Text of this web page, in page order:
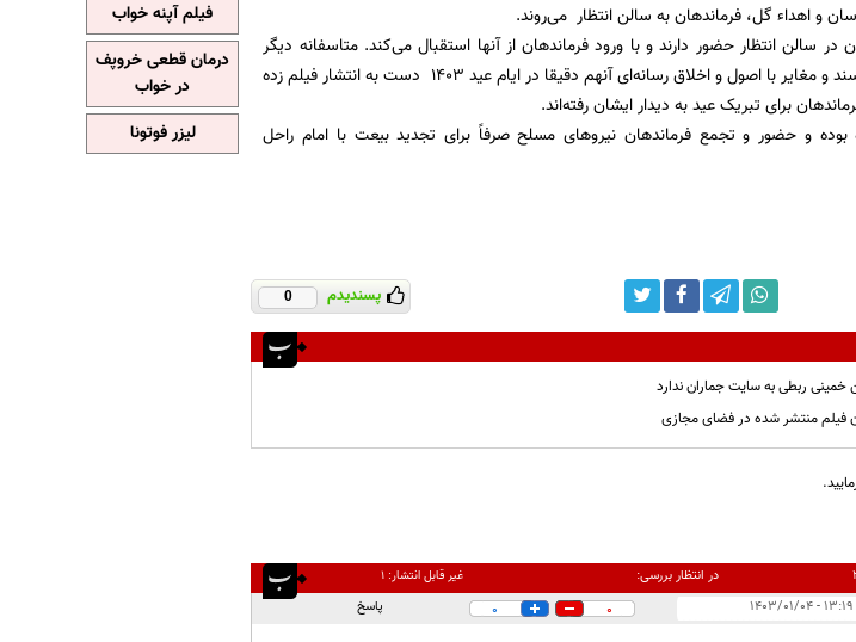
و اهداء گل، فرماندهان به سالن انتظار می‌روند.
انتظار حضور دارند و با ورود فرماندهان از آنها استقبال می‌کند. متاسفانه دیگر
رسانه ها با مدل فیلمبرداری معنادار در اقدامی ناپسند و مغایر با اصول و اخلاق رسانه‌ای آنهم دقیقا در ایام عید ۱۴۰۳ دست به انتشار فیلم زده
برای تبریک عید به دیدار ایشان رفته‌اند.
بوده و حضور و تجمع فرماندهان نیروهای مسلح صرفاً برای تجدید بیعت با امام راحل
پسندیدم 0
خمینی ربطی به سایت جماران ندارد
فیلم منتشر شده در فضای مجازی
در انتظار بررسی: غیر قابل انتشار:۱
۱۳:۱۹ - ۱۴۰۳/۰۱/۰۴ 0
0 پاسخ
فیلم آپنه خواب
درمان قطعی خروپف
در خواب
لیزر فوتونا